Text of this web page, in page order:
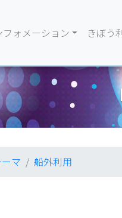
フォメーション きぼう
マ 船外利用